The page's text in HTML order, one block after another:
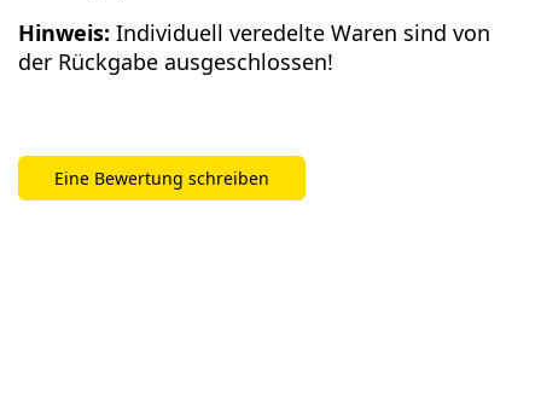
Hinweis: Individuell veredelte Waren sind von
der Rückgabe ausgeschlossen!
Eine Bewertung schreiben